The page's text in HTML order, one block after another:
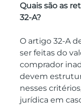
Quais são as
32-A?
O artigo 32-A
ser feitas do
comprador
devem
nesses
jurídica em